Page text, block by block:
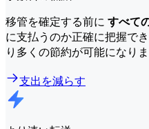
移管を確定する前に すべて
に支払うのか正確に把握で
り多くの節約が可能になりま
支出を減らす